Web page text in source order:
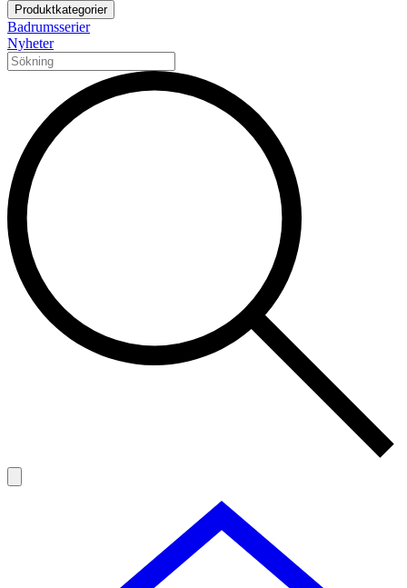
Produktkategorier
Badrumsserier
Nyheter